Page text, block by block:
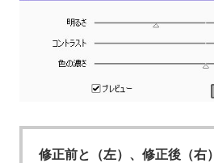
修正前と（左）、修正後（右）